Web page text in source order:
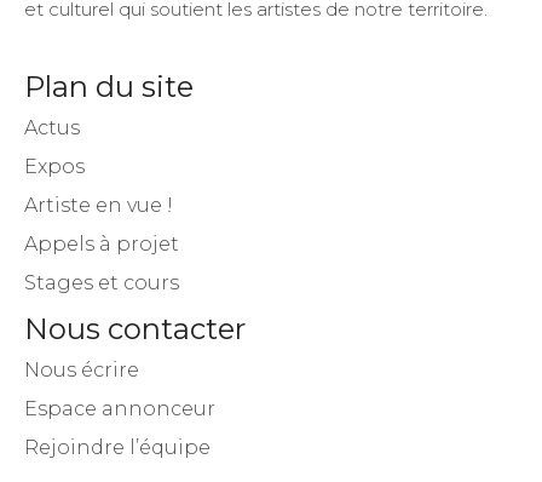
et culturel qui soutient les artistes de notre territoire.
Plan du site
Actus
Expos
Artiste en vue !
Appels à projet
Stages et cours
Nous contacter
Nous écrire
Espace annonceur
Rejoindre l’équipe